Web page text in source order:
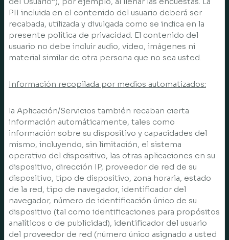
PII incluida en el contenido del usuario deberá ser
recabada, utilizada y divulgada como se indica en la
presente política de privacidad. El contenido del
usuario no debe incluir audio, video, imágenes ni
material similar de otra persona que no sea usted.
Información recopilada por medios automatizados:
la Aplicación/Servicios también recaban cierta
información automáticamente, tales como
información sobre su dispositivo y capacidades del
mismo, incluyendo, sin limitación, el sistema
operativo del dispositivo, las otras aplicaciones en su
dispositivo, dirección IP, proveedor de red de su
dispositivo, tipo de dispositivo, zona horaria, estado
de la red, tipo de navegador, identificador del
navegador, número de identificación único de su
dispositivo (tal como identificaciones para propósitos
analíticos o de publicidad), identificador del usuario
del proveedor de red (número único asignado a usted